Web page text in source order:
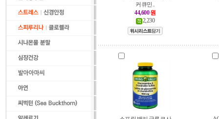
커큐민..
44,600원
2,230